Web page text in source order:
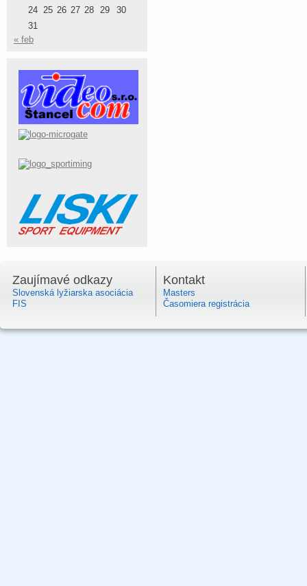
24 25 26 27 28 29
30
31
« feb
Zaujímavé odkazy
Slovenská lyžiarska asociácia
FIS
Kontakt
Masters
Časomiera registrácia